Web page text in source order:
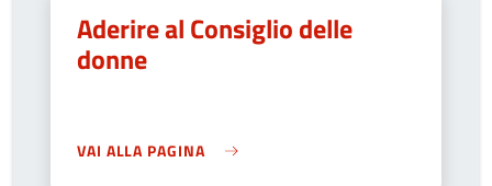
Aderire al Consiglio delle
donne
VAI ALLA PAGINA